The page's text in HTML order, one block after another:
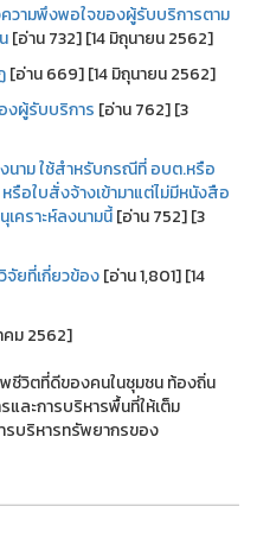
วามพึงพอใจของผู้รับบริการตาม
[อ่าน 732] [14 มิถุนายน 2562]
[อ่าน 669] [14 มิถุนายน 2562]
งผู้รับบริการ [อ่าน 762] [3
นาม ใช้สำหรับกรณีที่ อบต.หรือ
อใบสั่งจ้างเข้ามาแต่ไม่มีหนังสือ
คราะห์ลงนามนี้[อ่าน 752] [3
จัยที่เกี่ยวข้อง[อ่าน 1,801] [14
คม 2562]
ชีวิตที่ดีของคนในชุมชน ท้องถิ่น
และการบริหารพื้นที่ให้เต็ม
บริหารทรัพยากรของ